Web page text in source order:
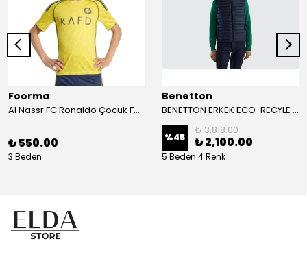
Foorma
Al Nassr FC Ronaldo Çocuk Forma 2'li Takım(Şort/T-Shirt)
₺ 550.00
3 Beden
Benetton
BENETTON ERKEK ECO-RECYLE DOLGULU PUFA YELEK
%45
₺ 3,818.00
₺ 2,100.00
5 Beden 4 Renk